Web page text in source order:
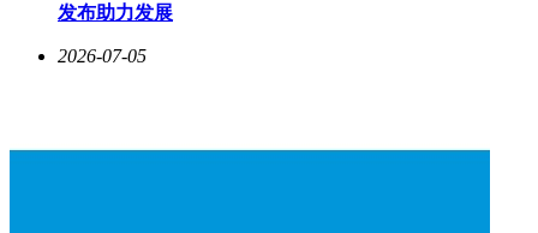
发布助力发展
2026-07-05